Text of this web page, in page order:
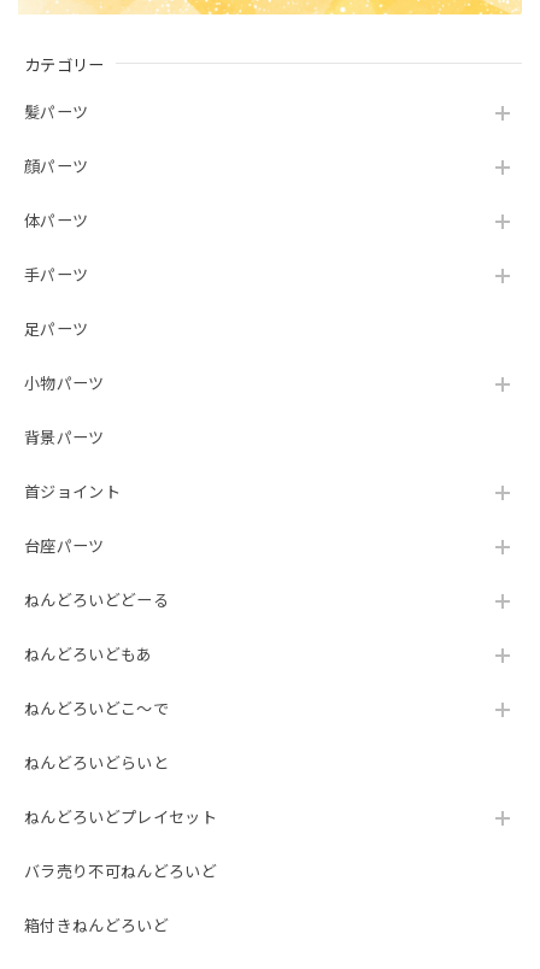
カテゴリー
髪パーツ
顔パーツ
体パーツ
手パーツ
足パーツ
小物パーツ
背景パーツ
首ジョイント
台座パーツ
ねんどろいどどーる
ねんどろいどもあ
ねんどろいどこ～で
ねんどろいどらいと
ねんどろいどプレイセット
バラ売り不可ねんどろいど
箱付きねんどろいど